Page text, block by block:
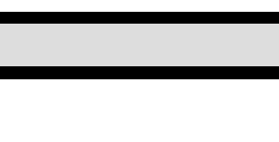
新着・おすすめ商品 9/7up!
フェア・イベント情報 7/24up!
お店からのお知らせ 6/1up!
買取ブログ
買取専用フォ
古書 / 古本の
美術品の買取
出張買取につ
宅配買取につ
店頭買取につ
よくある質問